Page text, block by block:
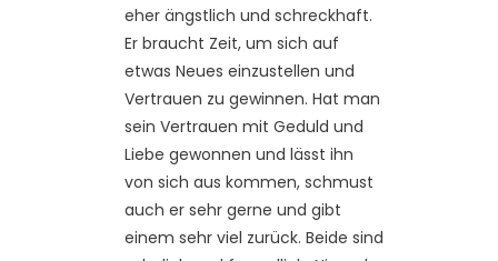
eher ängstlich und schreckhaft.
Er braucht Zeit, um sich auf
etwas Neues einzustellen und
Vertrauen zu gewinnen. Hat man
sein Vertrauen mit Geduld und
Liebe gewonnen und lässt ihn
von sich aus kommen, schmust
auch er sehr gerne und gibt
einem sehr viel zurück. Beide sind